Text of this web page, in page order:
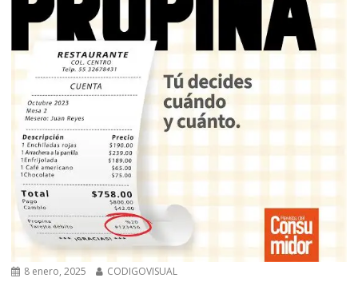
8 enero, 2025 CODIGOVISUAL